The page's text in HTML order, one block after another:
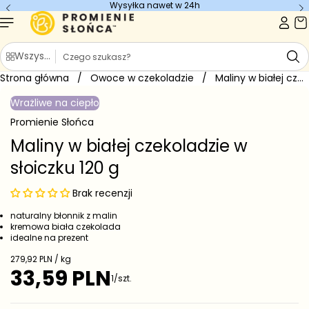
treści
Wysyłka nawet w 24h
Wszystkie kategorie
S
z
u
a
j
Strona główna / Owoce w czekoladzie / Maliny w białej czekoladzie w...
Przejdź do
o
produkcie
Wrażliwe na ciepło
Promienie Słońca
Maliny w białej czekoladzie w
słoiczku 120 g
Brak recenzji
naturalny błonnik z malin
kremowa biała czekolada
idealne na prezent
C
e
n
j
279,92 PLN / kg
C
n
33,59 PLN1/szt.